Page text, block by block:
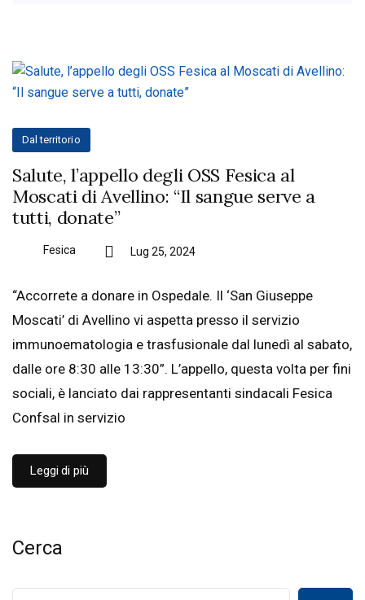
Dal territorio
Salute, l’appello degli OSS Fesica al
Moscati di Avellino: “Il sangue serve a
tutti, donate”
Fesica Lug 25, 2024
“Accorrete a donare in Ospedale. Il ‘San Giuseppe
Moscati’ di Avellino vi aspetta presso il servizio
immunoematologia e trasfusionale dal lunedì al sabato,
dalle ore 8:30 alle 13:30”. L’appello, questa volta per fini
sociali, è lanciato dai rappresentanti sindacali Fesica
Confsal in servizio
Leggi di più
Cerca